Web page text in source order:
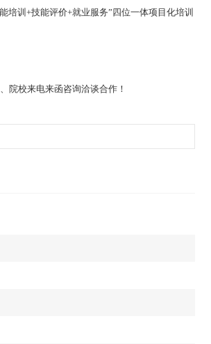
培训+技能评价+就业服务”四位一体项目化培训
院校来电来函咨询洽谈合作！